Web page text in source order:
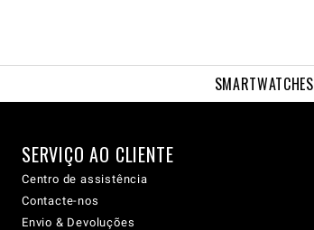
SMARTWATCHES
SERVIÇO AO CLIENTE
Centro de assistência
Contacte-nos
Envio & Devoluções